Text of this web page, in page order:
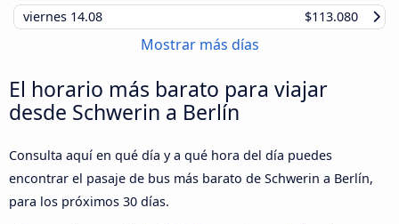
viernes 14.08 $113.080
Mostrar más días
El horario más barato para viajar
desde Schwerin a Berlín
Consulta aquí en qué día y a qué hora del día puedes
encontrar el pasaje de bus más barato de Schwerin a Berlín,
para los próximos 30 días.